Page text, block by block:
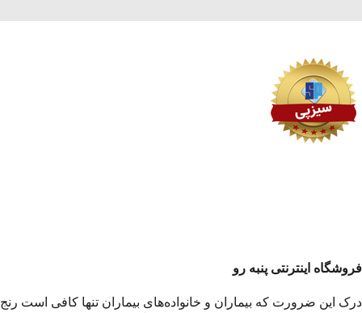
فروشگاه اینترنتی پنبه رو
درک این ضرورت که بیماران و خانواده‌های بیماران تنها کافی است رنج